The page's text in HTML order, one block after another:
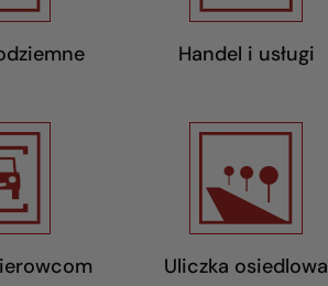
Handel i usługi
Uliczka osiedlowa